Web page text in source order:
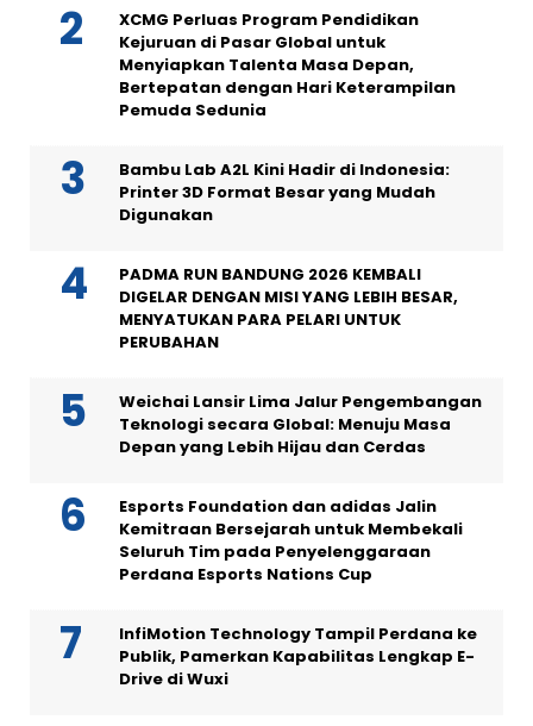
XCMG Perluas Program Pendidikan
Kejuruan di Pasar Global untuk
Menyiapkan Talenta Masa Depan,
Bertepatan dengan Hari Keterampilan
Pemuda Sedunia
Bambu Lab A2L Kini Hadir di Indonesia:
Printer 3D Format Besar yang Mudah
Digunakan
PADMA RUN BANDUNG 2026 KEMBALI
DIGELAR DENGAN MISI YANG LEBIH BESAR,
MENYATUKAN PARA PELARI UNTUK
PERUBAHAN
Weichai Lansir Lima Jalur Pengembangan
Teknologi secara Global: Menuju Masa
Depan yang Lebih Hijau dan Cerdas
Esports Foundation dan adidas Jalin
Kemitraan Bersejarah untuk Membekali
Seluruh Tim pada Penyelenggaraan
Perdana Esports Nations Cup
InfiMotion Technology Tampil Perdana ke
Publik, Pamerkan Kapabilitas Lengkap E-
Drive di Wuxi